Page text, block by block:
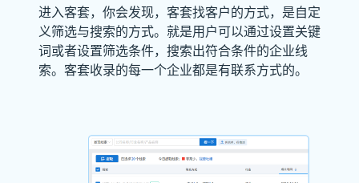
进入客套，你会发现，客套找客户的方式，是自定
义筛选与搜索的方式。就是用户可以通过设置关键
词或者设置筛选条件，搜索出符合条件的企业线
索。客套收录的每一个企业都是有联系方式的。